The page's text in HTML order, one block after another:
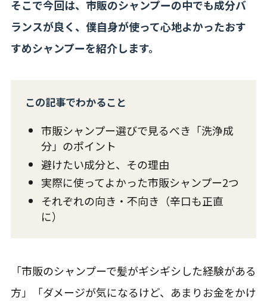
そこで今回は、市販のシャンプーの中でも成分バ
ランスが良く、僕自身が使って心地よかったおす
すめシャンプーを紹介します。
この記事でわかること
市販シャンプー選びで見るべき「洗浄成
分」のポイント
避けたい成分と、その理由
実際に使ってよかった市販シャンプー2つ
それぞれの向き・不向き（辛口も正直
に）
「市販のシャンプーで髪がギシギシした経験がある
方」「ダメージが気になるけど、あまりお金をかけ